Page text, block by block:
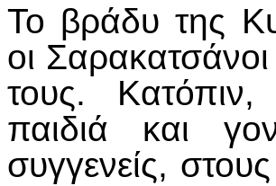
Το βράδυ της
οι
τους. Κατόπιν,
παιδιά και
συγγενείς,